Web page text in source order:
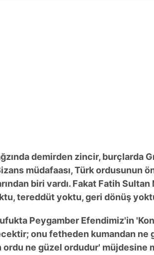
demirden zincir, burçlarda
müdafaası, Türk ordusunun
biri vardı. Fakat Fatih Sultan
tereddüt yoktu, geri dönüş
Peygamber Efendimiz'in
onu fetheden kumandan ne
ne güzel ordudur' müjdesine